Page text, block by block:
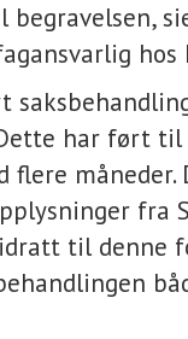
har ført
måneder.
fra
til denne